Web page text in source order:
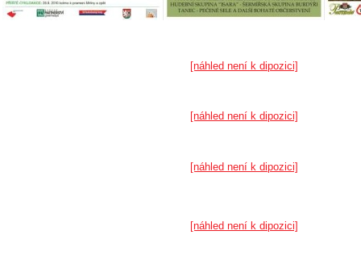
[náhled není k dipozici]
[náhled není k dipozici]
[náhled není k dipozici]
[náhled není k dipozici]